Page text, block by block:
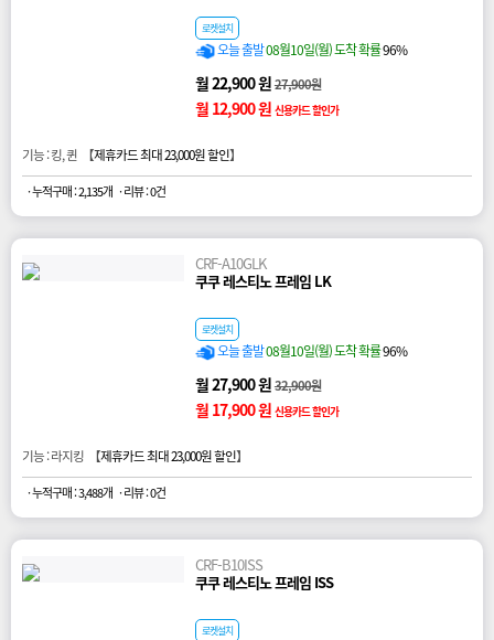
로켓설치
오늘 출발08월10일(월) 도착 확률96%
월 22,900 원27,900원
월 12,900 원 신용카드 할인가
기능 : 킹, 퀸 【제휴카드 최대 23,000원 할인】
· 누적구매 : 2,135개 · 리뷰 : 0건
CRF-A10GLK
쿠쿠 레스티노 프레임 LK
로켓설치
오늘 출발08월10일(월) 도착 확률96%
월 27,900 원32,900원
월 17,900 원 신용카드 할인가
기능 : 라지킹 【제휴카드 최대 23,000원 할인】
· 누적구매 : 3,488개 · 리뷰 : 0건
CRF-B10ISS
쿠쿠 레스티노 프레임 ISS
로켓설치